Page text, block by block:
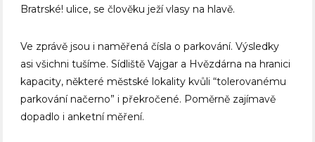
Bratrské! ulice, se člověku ježí vlasy na hlavě.
Ve zprávě jsou i naměřená čísla o parkování. Výsledky
asi všichni tušíme. Sídliště Vajgar a Hvězdárna na hranici
kapacity, některé městské lokality kvůli “tolerovanému
parkování načerno” i překročené. Poměrně zajímavě
dopadlo i anketní měření.